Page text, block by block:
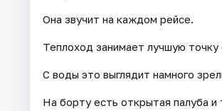
Она звучит на каждом рейсе.
Теплоход занимает лучшую
С воды это выглядит намного
На борту есть открытая палуба и